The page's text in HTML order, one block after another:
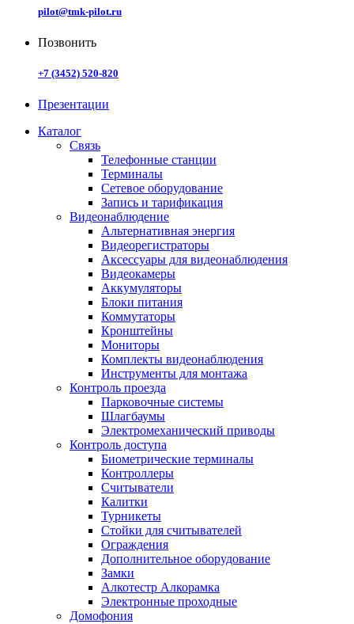
pilot@tmk-pilot.ru
Позвонить
+7 (3452) 520-820
Презентации
Каталог
Связь
Телефонные станции
Терминалы
Сетевое оборудование
Запись и тарификация
Видеонаблюдение
Альтернативная энергия
Видеорегистраторы
Аксессуары для видеонаблюдения
Видеокамеры
Аккумуляторы
Блоки питания
Коммутаторы
Кронштейны
Мониторы
Комплекты видеонаблюдения
Инструменты для монтажа
Контроль проезда
Парковочные системы
Шлагбаумы
Электромеханический приводы
Контроль доступа
Биометрические терминалы
Контроллеры
Считыватели
Калитки
Турникеты
Стойки для считывателей
Ограждения
Дополнительное оборудование
Замки
Алкотестр Алкорамка
Электронные проходные
Домофония